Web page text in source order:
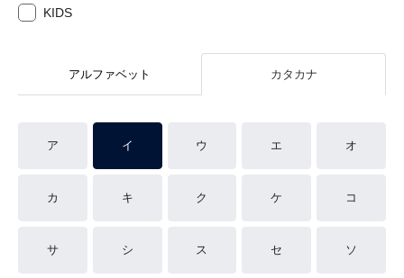
KIDS
アルファベット カタカナ
ア イ ウ エ オ
カ キ ク ケ コ
サ シ ス セ ソ